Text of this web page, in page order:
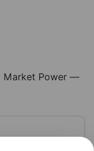
Market Power —